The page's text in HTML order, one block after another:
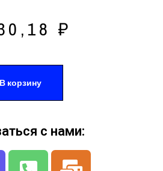
₽
В корзину
с нами: